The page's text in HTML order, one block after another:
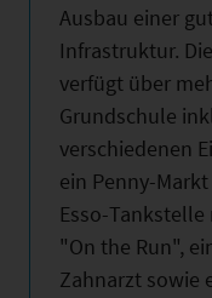
Ausbau einer
Infrastruktur.
verfügt über
Grundschule
verschiedenen
ein Penny-
Esso-
"On the Run",
Zahnarzt sowie